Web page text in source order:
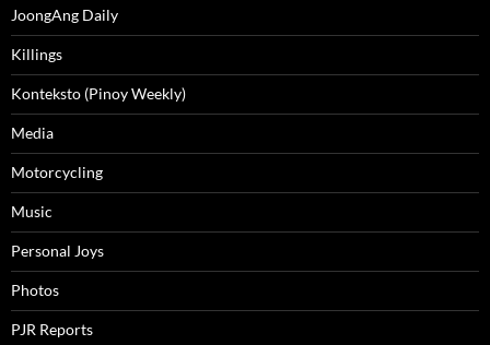
JoongAng Daily
Killings
Konteksto (Pinoy Weekly)
Media
Motorcycling
Music
Personal Joys
Photos
PJR Reports